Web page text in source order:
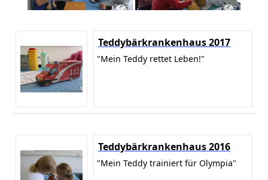
Teddybärkrankenhaus 2017
"Mein Teddy rettet Leben!"
Teddybärkrankenhaus 2016
"Mein Teddy trainiert für Olympia"